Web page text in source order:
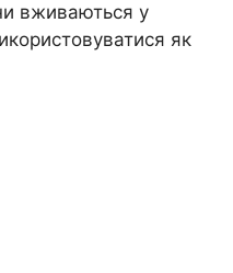
вживаються у
як